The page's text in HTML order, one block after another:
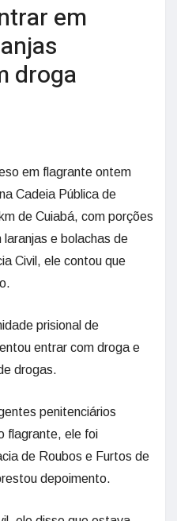
em
droga
em flagrante ontem
Cadeia Pública de
de Cuiabá, com porções
e bolachas de
Civil, ele contou que
prisional de
entrar com droga e
drogas.
penitenciários
flagrante, ele foi
de Roubos e Furtos de
depoimento.